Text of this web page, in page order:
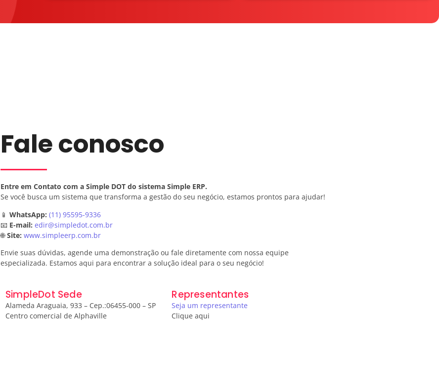
Fale conosco
Entre em Contato com a Simple DOT do sistema Simple ERP.
Se você busca um sistema que transforma a gestão do seu negócio, estamos prontos para ajudar!
📱 WhatsApp: (11) 95595-9336
📧 E-mail: edir@simpledot.com.br
🌐Site: www.simpleerp.com.br
Envie suas dúvidas, agende uma demonstração ou fale diretamente com nossa equipe
especializada. Estamos aqui para encontrar a solução ideal para o seu negócio!
SimpleDot Sede
Alameda Araguaia, 933 – Cep.:06455-000 – SP
Centro comercial de Alphaville
Representantes
Seja um representante
Clique aqui